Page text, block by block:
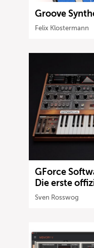
Groove
Felix Klostermann
GForce
Die erste
Sven Rosswog